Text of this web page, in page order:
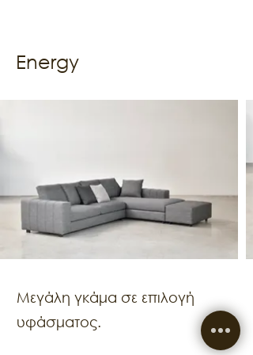
Energy
Μεγάλη γκάμα σε επιλογή
υφάσματος.